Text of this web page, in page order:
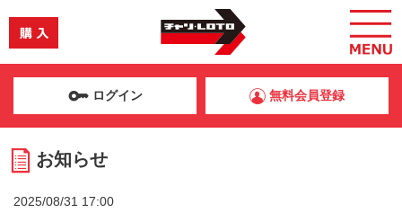
ログイン 無料会員登録
お知らせ
2025/08/31 17:00